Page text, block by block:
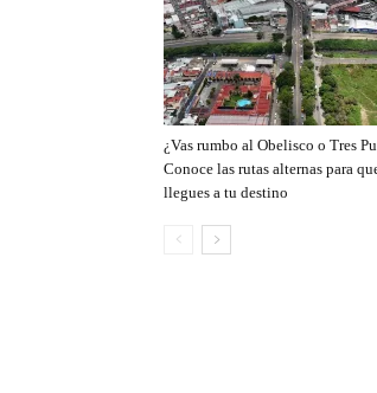
¿Vas rumbo al Obelisco o Tres
Conoce las rutas alternas para
llegues a tu destino